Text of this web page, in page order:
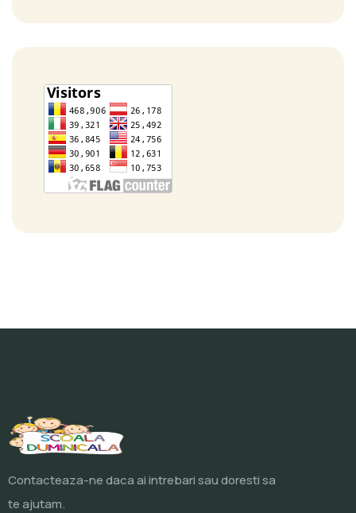
Contacteaza-ne daca ai intrebari sau doresti sa
te ajutam.